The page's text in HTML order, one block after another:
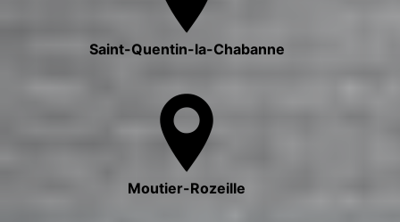
Saint-Quentin-la-Chabanne
Moutier-Rozeille